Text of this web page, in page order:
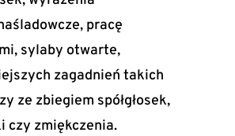
pracę
sylaby otwarte,
zagadnień takich
ze zbiegiem spółgłosek,
czy zmiękczenia.